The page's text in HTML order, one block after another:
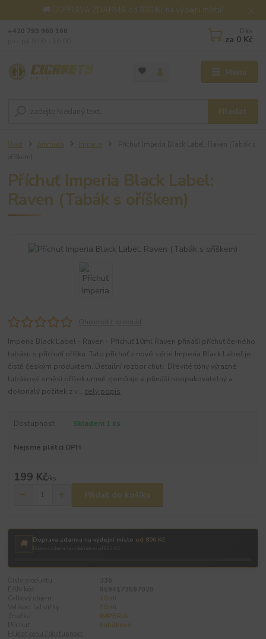
🚚 DOPRAVA ZDARMA od 800 Kč na výdejní místa!
Menu
Hledat
+420 793 960 166
0 ks
za 0 Kč
Úvod Aromata Imperia
Příchuť Imperia Black Label:
Raven (Tabák s oříškem)
Imperia Black Label - Raven - Příchuť 10ml Raven přináší příchuť černého
tabáku s příchutí oříšku. Tato příchuť z nové série Imperia Black Label je
čistě českým produktem. Detailní rozbor chuti: Dřevité tóny výrazné
tabákové směsi oříšek umně zjemňuje a přináší neopakovatelný a
dokonalý požitek z v... celý popis
Dostupnost Skladem 1 ks
Nejsme plátci DPH
199 Kč/ks
Přidat do košíku
🚚 Doprava zdarma na výdejní místo od 800 Kč
10ml
10ml
IMPERIA
tabákové